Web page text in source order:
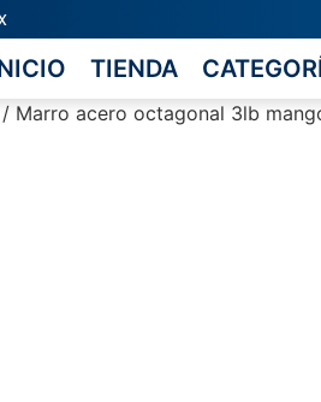
TIENDA
/ Marro acero octagonal 3lb